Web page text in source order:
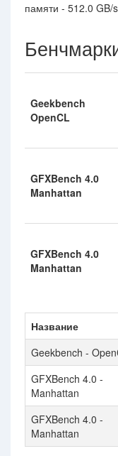
памяти - 512.0 GB/
Geekbench
OpenCL
GFXBench 4.0
Manhattan
GFXBench 4.0
Manhattan
Название
Geekbench -
GFXBench 4.0 -
Manhattan
GFXBench 4.0 -
Manhattan